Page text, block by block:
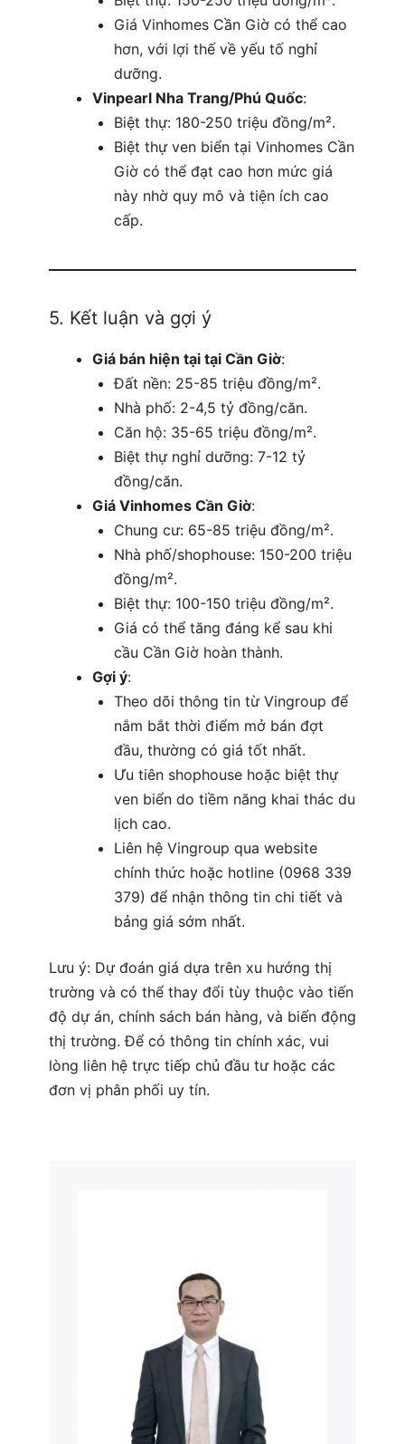
Giá Vinhomes Cần Giờ có thể cao
hơn, với lợi thế về yếu tố nghỉ
dưỡng.
Vinpearl Nha Trang/Phú Quốc:
Biệt thự: 180-250 triệu đồng/m².
Biệt thự ven biển tại Vinhomes Cần
Giờ có thể đạt cao hơn mức giá
này nhờ quy mô và tiện ích cao
cấp.
5. Kết luận và gợi ý
Giá bán hiện tại tại Cần Giờ:
Đất nền: 25-85 triệu đồng/m².
Nhà phố: 2-4,5 tỷ đồng/căn.
Căn hộ: 35-65 triệu đồng/m².
Biệt thự nghỉ dưỡng: 7-12 tỷ
đồng/căn.
Giá Vinhomes Cần Giờ:
Chung cư: 65-85 triệu đồng/m².
Nhà phố/shophouse: 150-200 triệu
đồng/m².
Biệt thự: 100-150 triệu đồng/m².
Giá có thể tăng đáng kể sau khi
cầu Cần Giờ hoàn thành.
Gợi ý:
Theo dõi thông tin từ Vingroup để
nắm bắt thời điểm mở bán đợt
đầu, thường có giá tốt nhất.
Ưu tiên shophouse hoặc biệt thự
ven biển do tiềm năng khai thác du
lịch cao.
Liên hệ Vingroup qua website
chính thức hoặc hotline (0968 339
379) để nhận thông tin chi tiết và
bảng giá sớm nhất.
Lưu ý: Dự đoán giá dựa trên xu hướng thị
trường và có thể thay đổi tùy thuộc vào tiến
độ dự án, chính sách bán hàng, và biến động
thị trường. Để có thông tin chính xác, vui
lòng liên hệ trực tiếp chủ đầu tư hoặc các
đơn vị phân phối uy tín.